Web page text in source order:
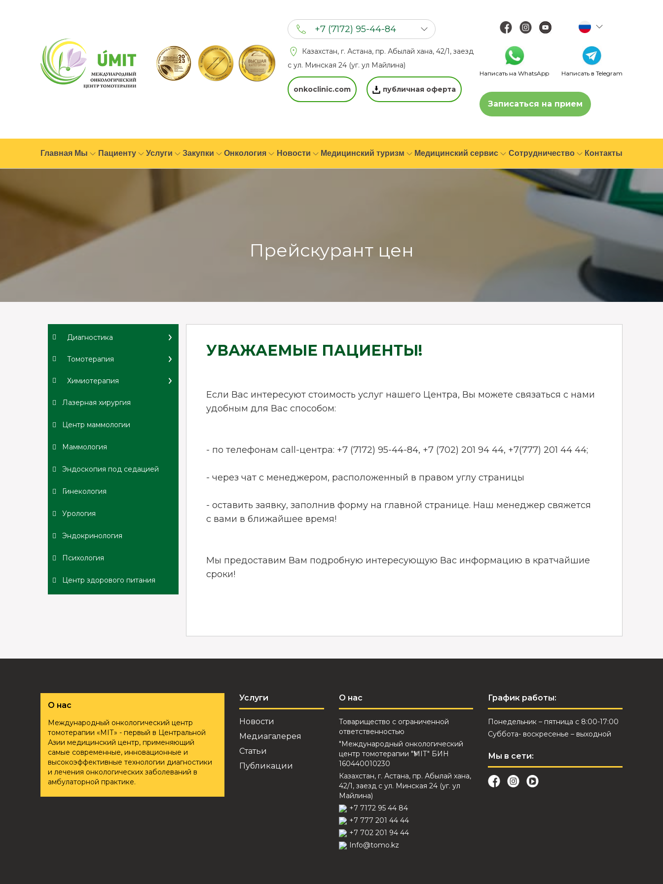
+7 (7172) 95-44-84
+7 (702) 201 94 44
+7 (777) 201 44 44
Казахстан, г. Астана, пр. Абылай хана, 42/1, заезд
с ул. Минская 24 (уг. ул Майлина)
onkoclinic.com публичная оферта
Написать на WhatsApp Написать в Telegram
Записаться на прием
Главная Мы Пациенту Услуги Закупки Онкология Новости Медицинский туризм Медицинский сервис Сотрудничество Контакты
Прейскурант цен
Диагностика
Томотерапия
Химиотерапия
Лазерная хирургия
Центр маммологии
Маммология
Эндоскопия под седацией
Гинекология
Урология
Эндокринология
Психология
Центр здорового питания
УВАЖАЕМЫЕ ПАЦИЕНТЫ!
Если Вас интересуют стоимость услуг нашего Центра, Вы можете связаться с нами
удобным для Вас способом:
- по телефонам call-центра: +7 (7172) 95-44-84, +7 (702) 201 94 44, +7(777) 201 44 44;
- через чат с менеджером, расположенный в правом углу страницы
- оставить заявку, заполнив форму на главной странице. Наш менеджер свяжется
с вами в ближайшее время!
Мы предоставим Вам подробную интересующую Вас информацию в кратчайшие
сроки!
О нас
Международный онкологический центр
томотерапии «ҮМІТ» - первый в Центральной
Азии медицинский центр, применяющий
самые современные, инновационные и
высокоэффективные технологии диагностики
и лечения онкологических заболеваний в
амбулаторной практике.
Услуги
Новости
Медиагалерея
Статьи
Публикации
О нас
Товарищество с ограниченной
ответственностью
"Международный онкологический
центр томотерапии "ҮМІТ" БИН
160440010230
Казахстан, г. Астана, пр. Абылай хана,
42/1, заезд с ул. Минская 24 (уг. ул
Майлина)
+7 7172 95 44 84
+7 777 201 44 44
+7 702 201 94 44
Info@tomo.kz
График работы:
Понедельник – пятница с 8:00-17:00
Суббота- воскресенье – выходной
Мы в сети: